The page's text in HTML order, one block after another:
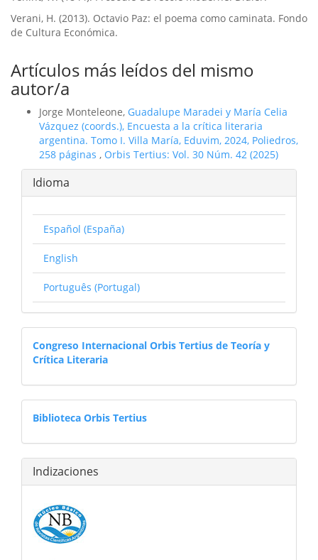
Verani, H. (2013). Octavio Paz: el poema como caminata. Fondo
de Cultura Económica.
Artículos más leídos del mismo
autor/a
Jorge Monteleone, Guadalupe Maradei y María Celia
Vázquez (coords.), Encuesta a la crítica literaria
argentina. Tomo I. Villa María, Eduvim, 2024, Poliedros,
258 páginas , Orbis Tertius: Vol. 30 Núm. 42 (2025)
Idioma
Español (España)
English
Português (Portugal)
congresoorbistertius
Congreso Internacional Orbis Tertius de Teoría y
Crítica Literaria
librosdigitales
Biblioteca Orbis Tertius
Indizaciones